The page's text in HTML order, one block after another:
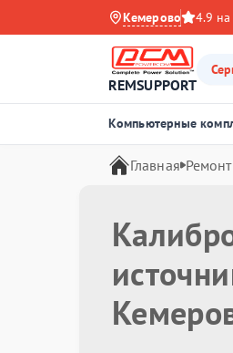
Кемерово 4.9
REMSUPPORT
Компьютерные
Главная